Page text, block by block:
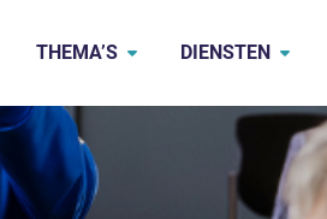
THEMA’S DIENSTEN